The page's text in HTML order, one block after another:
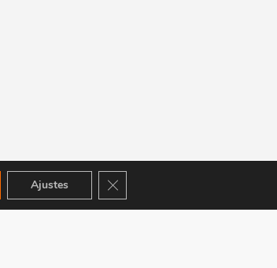
Ajustes Cerrar el banner de cookies RGPD